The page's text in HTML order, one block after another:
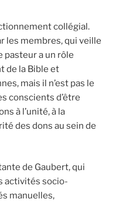
collégial.
les membres, qui veille
pasteur a un rôle
de la Bible et
mais il n’est pas le
conscients d’être
à l’unité, à la
des dons au sein de
de Gaubert, qui
activités socio-
manuelles,